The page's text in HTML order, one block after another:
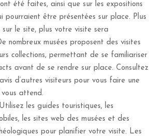
été faites, ainsi que sur les expositions
pourraient être présentées sur place. Plus
sur le site, plus votre visite sera
nombreux musées proposent des visites
collections, permettant de se familiariser
avant de se rendre sur place. Consultez
d’autres visiteurs pour vous faire une
attend.
Utilisez les guides touristiques, les
les sites web des musées et des
pour planifier votre visite. Les